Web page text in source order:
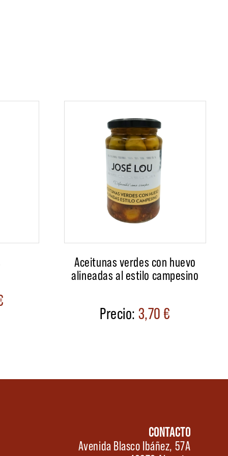
Aceitunas verdes con huevo
alineadas al estilo campesino
3,70€
CONTACTO
Avenida Blasco Ibáñez, 57A